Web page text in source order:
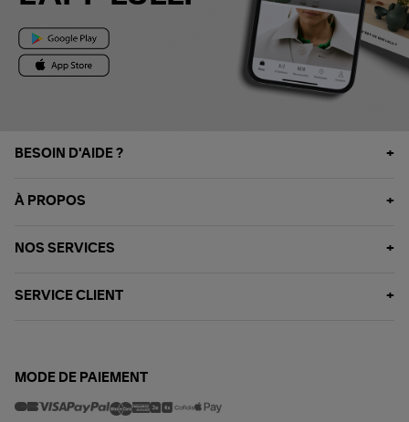
BESOIN D'AIDE ?
À PROPOS
NOS SERVICES
SERVICE CLIENT
MODE DE PAIEMENT